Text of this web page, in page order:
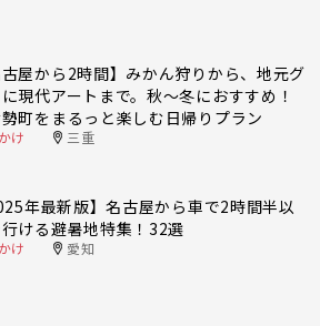
古屋から2時間】みかん狩りから、地元グ
現代アートまで。秋〜冬におすすめ！
町をまるっと楽しむ日帰りプラン
け 三重
年最新版】名古屋から車で2時間半以
ける避暑地特集！32選
け 愛知